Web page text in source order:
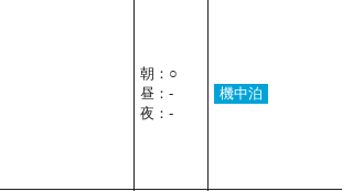
朝：○
昼：-
夜：-
機中泊